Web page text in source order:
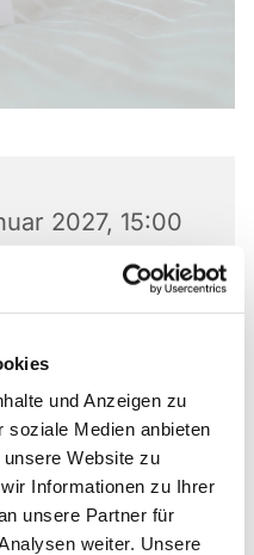
und Anzeigen zu
soziale Medien anbieten
Website zu
Informationen zu Ihrer
unsere Partner für
weiter. Unsere
2027, 15:00